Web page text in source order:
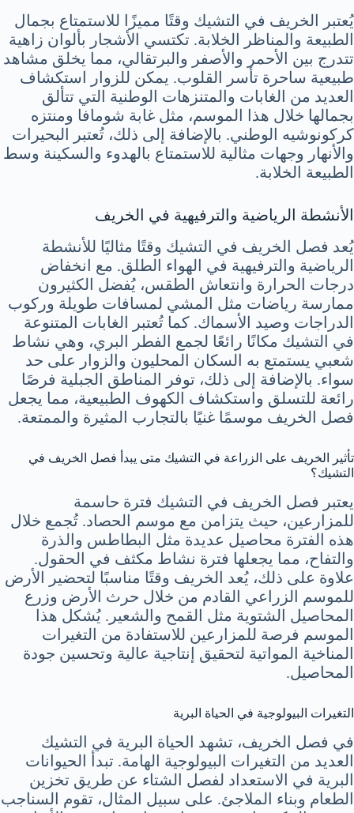
يُعتبر الخريف في التشيك وقتًا مميزًا للاستمتاع بجمال
الطبيعة والمناظر الخلابة. تكتسي الأشجار بألوان زاهية
تتدرج بين الأحمر والأصفر والبرتقالي، مما يخلق مشاهد
طبيعية ساحرة تأسر القلوب. يمكن للزوار استكشاف
العديد من الغابات والمتنزهات الوطنية التي تتألق
بجمالها خلال هذا الموسم، مثل غابة شومافا ومنتزه
كركونوشيه الوطني. بالإضافة إلى ذلك، تُعتبر البحيرات
والأنهار وجهات مثالية للاستمتاع بالهدوء والسكينة وسط
الطبيعة الخلابة.
الأنشطة الرياضية والترفيهية في الخريف
يُعد فصل الخريف في التشيك وقتًا مثاليًا للأنشطة
الرياضية والترفيهية في الهواء الطلق. مع انخفاض
درجات الحرارة وانتعاش الطقس، يُفضل الكثيرون
ممارسة رياضات مثل المشي لمسافات طويلة وركوب
الدراجات وصيد الأسماك. كما تُعتبر الغابات المتنوعة
في التشيك مكانًا رائعًا لجمع الفطر البري، وهي نشاط
شعبي يستمتع به السكان المحليون والزوار على حد
سواء. بالإضافة إلى ذلك، توفر المناطق الجبلية فرصًا
رائعة للتسلق واستكشاف الكهوف الطبيعية، مما يجعل
فصل الخريف موسمًا غنيًا بالتجارب المثيرة والممتعة.
تأثير الخريف على الزراعة في التشيك متى يبدأ فصل الخريف في
التشيك؟
يعتبر فصل الخريف في التشيك فترة حاسمة
للمزارعين، حيث يتزامن مع موسم الحصاد. تُجمع خلال
هذه الفترة محاصيل عديدة مثل البطاطس والذرة
والتفاح، مما يجعلها فترة نشاط مكثف في الحقول.
علاوة على ذلك، يُعد الخريف وقتًا مناسبًا لتحضير الأرض
للموسم الزراعي القادم من خلال حرث الأرض وزرع
المحاصيل الشتوية مثل القمح والشعير. يُشكل هذا
الموسم فرصة للمزارعين للاستفادة من التغيرات
المناخية المواتية لتحقيق إنتاجية عالية وتحسين جودة
المحاصيل.
التغيرات البيولوجية في الحياة البرية
في فصل الخريف، تشهد الحياة البرية في التشيك
العديد من التغيرات البيولوجية الهامة. تبدأ الحيوانات
البرية في الاستعداد لفصل الشتاء عن طريق تخزين
الطعام وبناء الملاجئ. على سبيل المثال، تقوم السناجب